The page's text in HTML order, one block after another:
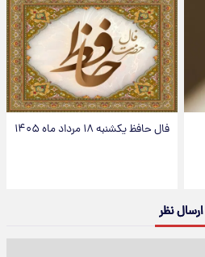
فال حافظ یکشنبه ۱۸ مرداد ماه ۱۴۰۵
ارسال نظر